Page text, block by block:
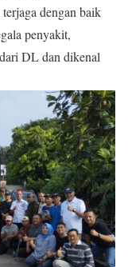
dengan baik
penyakit,
DL dan dikenal